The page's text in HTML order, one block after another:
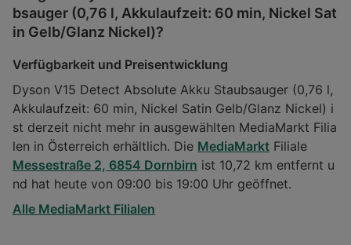
bsauger (0,76 l, Akkulaufzeit: 60 min, Nickel Sat
in Gelb/Glanz Nickel)?
Verfügbarkeit und Preisentwicklung
Dyson V15 Detect Absolute Akku Staubsauger (0,76 l,
Akkulaufzeit: 60 min, Nickel Satin Gelb/Glanz Nickel) i
st derzeit nicht mehr in ausgewählten MediaMarkt Filia
len in Österreich erhältlich. Die MediaMarkt Filiale
Messestraße 2, 6854 Dornbirn ist 10,72 km entfernt u
nd hat heute von 09:00 bis 19:00 Uhr geöffnet.
Alle MediaMarkt Filialen